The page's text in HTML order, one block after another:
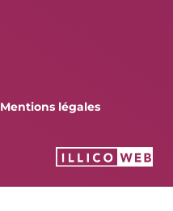
Mentions légales